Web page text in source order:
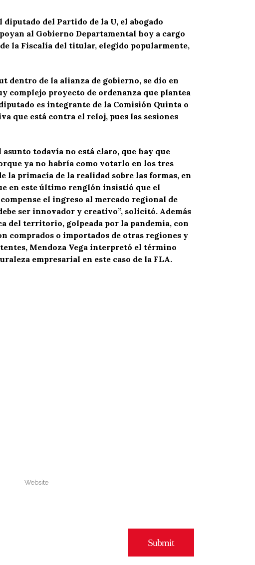
del Partido de la U, el abogado
al Gobierno Departamental hoy a cargo
la Fiscalía del titular, elegido popularmente,
dentro de la alianza de gobierno, se dio en
complejo proyecto de ordenanza que plantea
es integrante de la Comisión Quinta o
que está contra el reloj, pues las sesiones
todavía no está claro, que hay que
ya no habría como votarlo en los tres
la primacía de la realidad sobre las formas, en
en este último renglón insistió que el
el ingreso al mercado regional de
ser innovador y creativo”, solicitó. Además
del territorio, golpeada por la pandemia, con
comprados o importados de otras regiones y
Mendoza Vega interpretó el término
empresarial en este caso de la FLA.